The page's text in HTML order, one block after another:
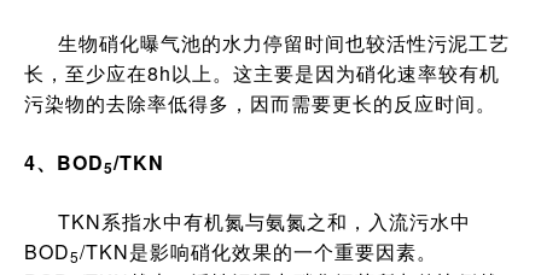
生物硝化曝气池的水力停留时间也较活性污泥工艺
长，至少应在8h以上。这主要是因为硝化速率较有机
污染物的去除率低得多，因而需要更长的反应时间。
4、BOD5/TKN
TKN系指水中有机氮与氨氮之和，入流污水中
BOD5/TKN是影响硝化效果的一个重要因素。